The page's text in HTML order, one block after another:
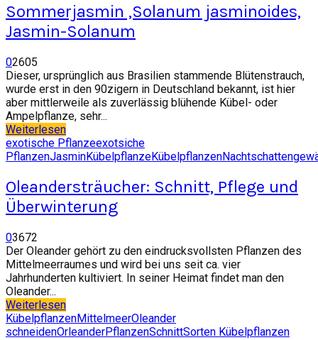
Sommerjasmin ,Solanum jasminoides,
Jasmin-Solanum
02605
Dieser, ursprünglich aus Brasilien stammende Blütenstrauch,
wurde erst in den 90zigern in Deutschland bekannt, ist hier
aber mittlerweile als zuverlässig blühende Kübel- oder
Ampelpflanze, sehr...
Weiterlesen
exotische Pflanzeexotsiche
PflanzenJasminKübelpflanzeKübelpflanzen
Oleandersträucher: Schnitt, Pflege und
Überwinterung
03672
Der Oleander gehört zu den eindrucksvollsten Pflanzen des
Mittelmeerraumes und wird bei uns seit ca. vier
Jahrhunderten kultiviert. In seiner Heimat findet man den
Oleander...
Weiterlesen
KübelpflanzenMittelmeerOleander
schneidenOrleanderPflanzenSchnittSorten Kübelpflanzen